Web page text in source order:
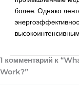
более. Однако
1 комментарий к
Work?”